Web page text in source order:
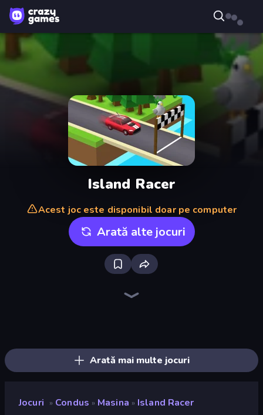
Island Racer
Acest joc este disponibil doar pe computer
Arată alte jocuri
Arată mai multe jocuri
Jocuri » Condus » Masina » Island Racer